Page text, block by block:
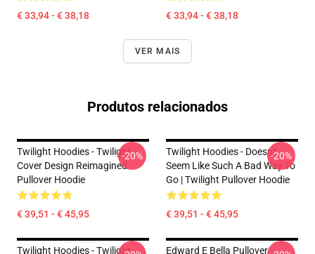
€ 33,94 - € 38,18 € 33,94 - € 38,18
VER MAIS
Produtos relacionados
Twilight Hoodies - Twilight
Cover Design Reimagined
Pullover Hoodie
€ 39,51 - € 45,95
-20%
Twilight Hoodies - Doesn't
Seem Like Such A Bad Way To
Go | Twilight Pullover Hoodie
€ 39,51 - € 45,95
-20%
Twilight Hoodies - Twilight
Edward E Bella Pullover